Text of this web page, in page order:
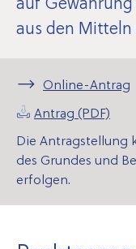
aus den
Online-Antrag
Antrag (PDF)
Die Antragstellung
des Grundes und
erfolgen.